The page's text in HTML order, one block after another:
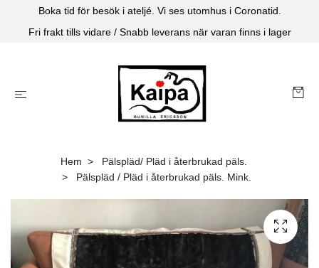
Boka tid för besök i ateljé. Vi ses utomhus i Coronatid.
Fri frakt tills vidare / Snabb leverans när varan finns i lager
Hem
Pälspläd/ Pläd i återbrukad päls.
Pälspläd / Pläd i återbrukad päls. Mink.